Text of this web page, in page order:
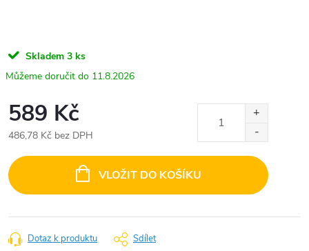
Skladem 3 ks
11.8.2026
589 Kč
486,78 Kč bez DPH
cena:
VLOŽIT DO KOŠÍKU
Dotaz k produktu Sdílet